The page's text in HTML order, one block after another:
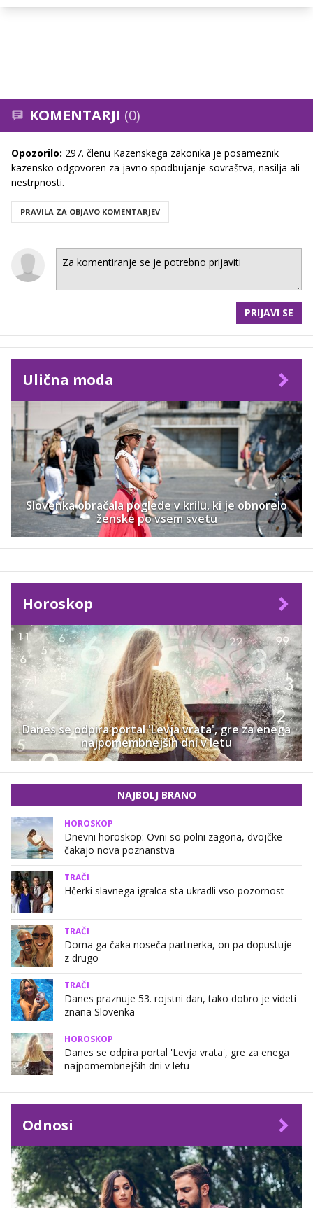
KOMENTARJI (0)
Opozorilo: 297. členu Kazenskega zakonika je posameznik
kazensko odgovoren za javno spodbujanje sovraštva, nasilja ali
nestrpnosti.
PRAVILA ZA OBJAVO KOMENTARJEV
PRIJAVI SE
Ulična moda
Slovenka obračala poglede v krilu, ki je obnorelo
ženske po vsem svetu
Horoskop
Danes se odpira portal 'Levja vrata', gre za enega
najpomembnejših dni v letu
NAJBOLJ BRANO
HOROSKOP
Dnevni horoskop: Ovni so polni zagona, dvojčke
čakajo nova poznanstva
TRAČI
Hčerki slavnega igralca sta ukradli vso pozornost
TRAČI
Doma ga čaka noseča partnerka, on pa dopustuje
z drugo
TRAČI
Danes praznuje 53. rojstni dan, tako dobro je videti
znana Slovenka
HOROSKOP
Danes se odpira portal 'Levja vrata', gre za enega
najpomembnejših dni v letu
Odnosi